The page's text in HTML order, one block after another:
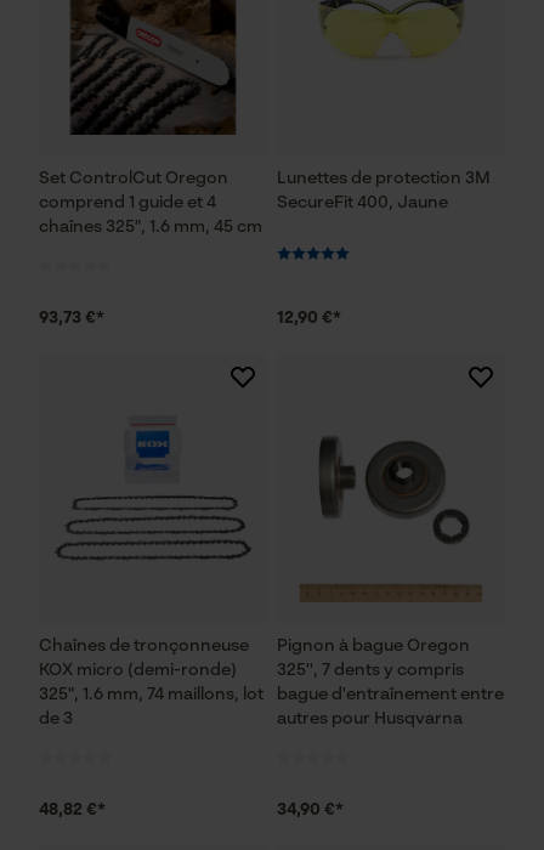
Set ControlCut Oregon
comprend 1 guide et 4
chaînes 325", 1.6 mm, 45 cm
93,73 €*
Lunettes de protection 3M
SecureFit 400, Jaune
12,90 €*
Chaînes de tronçonneuse
KOX micro (demi-ronde)
325", 1.6 mm, 74 maillons, lot
de 3
48,82 €*
Pignon à bague Oregon
325'', 7 dents y compris
bague d'entraînement entre
autres pour Husqvarna
34,90 €*